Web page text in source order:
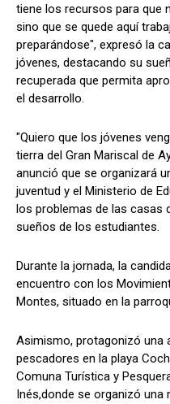
tiene los recursos para que
sino que se quede aquí
preparándose", expresó la
jóvenes, destacando su
recuperada que permita
el desarrollo.
"Quiero que los jóvenes
tierra del Gran Mariscal de
anunció que se organizará
juventud y el Ministerio de
los problemas de las casas
sueños de los estudiantes.
Durante la jornada, la
encuentro con los
Montes, situado en la
Asimismo, protagonizó una
pescadores en la playa
Comuna Turística y
Inés,donde se organizó